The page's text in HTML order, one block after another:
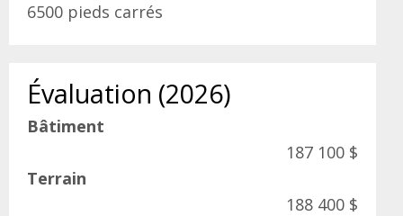
6500 pieds carrés
Évaluation (2026)
Bâtiment
187 100 $
Terrain
188 400 $